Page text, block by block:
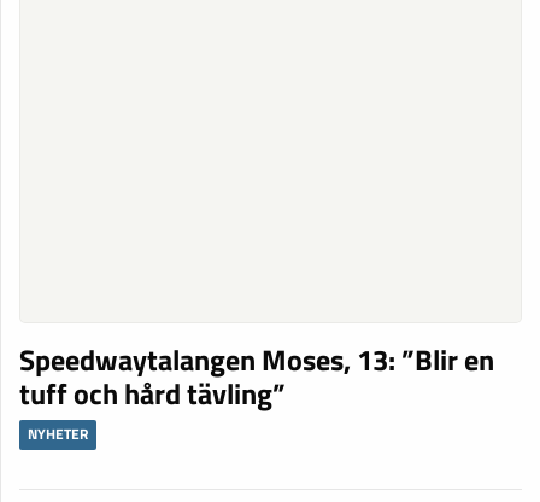
Speedwaytalangen Moses, 13: ”Blir en
tuff och hård tävling”
NYHETER